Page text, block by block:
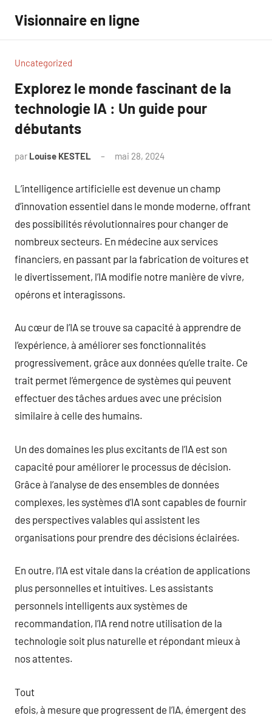
contenu
Visionnaire en ligne
Uncategorized
Explorez le monde fascinant de la
technologie IA : Un guide pour
débutants
par Louise KESTEL mai 28, 2024
L’intelligence artificielle est devenue un champ
d’innovation essentiel dans le monde moderne, offrant
des possibilités révolutionnaires pour changer de
nombreux secteurs. En médecine aux services
financiers, en passant par la fabrication de voitures et
le divertissement, l’IA modifie notre manière de vivre,
opérons et interagissons.
Au cœur de l’IA se trouve sa capacité à apprendre de
l’expérience, à améliorer ses fonctionnalités
progressivement, grâce aux données qu’elle traite. Ce
trait permet l’émergence de systèmes qui peuvent
effectuer des tâches ardues avec une précision
similaire à celle des humains.
Un des domaines les plus excitants de l’IA est son
capacité pour améliorer le processus de décision.
Grâce à l’analyse de des ensembles de données
complexes, les systèmes d’IA sont capables de fournir
des perspectives valables qui assistent les
organisations pour prendre des décisions éclairées.
En outre, l’IA est vitale dans la création de applications
plus personnelles et intuitives. Les assistants
personnels intelligents aux systèmes de
recommandation, l’IA rend notre utilisation de la
technologie soit plus naturelle et répondant mieux à
nos attentes.
Tout
efois, à mesure que progressent de l’IA, émergent des